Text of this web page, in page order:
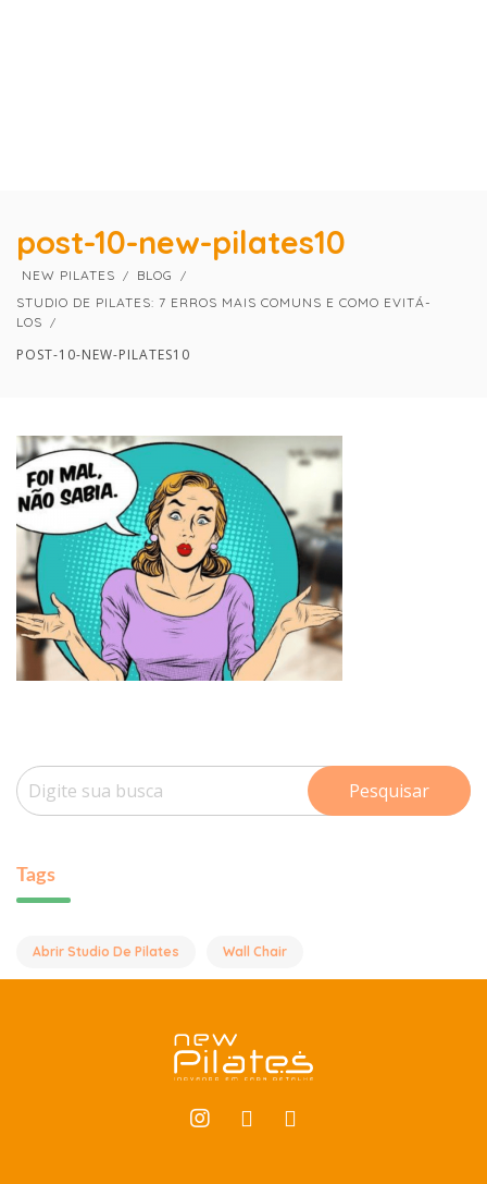
post-10-new-pilates10
NEW PILATES
BLOG
STUDIO DE PILATES: 7 ERROS MAIS COMUNS E COMO EVITÁ-
LOS
POST-10-NEW-PILATES10
Pesquisar
Tags
Abrir Studio De Pilates Wall Chair